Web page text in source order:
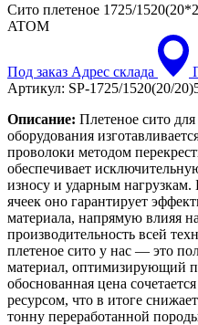
Сито плетеное 1725/
ATOM
Под заказ Адрес склада
Артикул: SP-1725/1520(20/
Описание: Плетеное сито
оборудования
проволоки методом
обеспечивает
износу и ударным нагрузкам.
ячеек оно гарантирует
материала, напрямую влияя
производительность всей
плетеное сито у нас — это
материал, оптимизирующий
обоснованная цена
ресурсом, что в итоге
тонну переработанной